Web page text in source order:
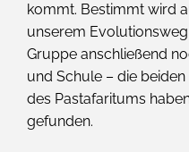
kommt. Bestimmt wird
unserem
Gruppe anschließend
und Schule – die
des Pastafaritums
gefunden.